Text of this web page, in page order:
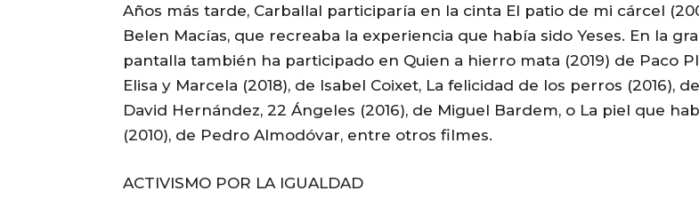
Años más tarde, Carballal participaría en la cinta El patio de mi cárcel
Belen Macías, que recreaba la experiencia que había sido Yeses. En la
pantalla también ha participado en Quien a hierro mata (2019) de Paco
Elisa y Marcela (2018), de Isabel Coixet, La felicidad de los perros (2016), de
David Hernández, 22 Ángeles (2016), de Miguel Bardem, o La piel que
(2010), de Pedro Almodóvar, entre otros filmes.
ACTIVISMO POR LA IGUALDAD